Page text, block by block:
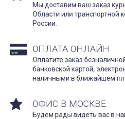
Мы доставим ваш заказ
Области или транспортной
России.
ОПЛАТА ОНЛАЙН
Оплатите заказ
банковской картой,
наличными в ближайшем
ОФИС В МОСКВЕ
Будем рады видеть вас в